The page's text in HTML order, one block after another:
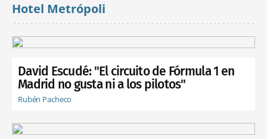
Hotel Metrópoli
David Escudé: "El circuito de Fórmula 1 en
Madrid no gusta ni a los pilotos"
Rubén Pacheco